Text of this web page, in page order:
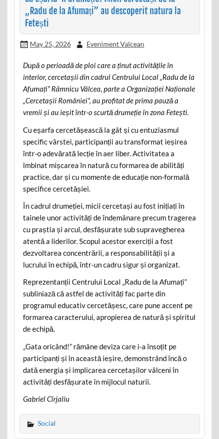
„Radu de la Afumați” au descoperit natura la
Fetești
May 25, 2026 Eveniment Valcean
După o perioadă de ploi care a ținut activitățile în
interior, cercetașii din cadrul Centrului Local „Radu de la
Afumați” Râmnicu Vâlcea, parte a Organizației Naționale
„Cercetașii României”, au profitat de prima pauză a
vremii și au ieșit într-o scurtă drumeție în zona Fetești.
Cu eșarfa cercetășească la gât și cu entuziasmul
specific vârstei, participanții au transformat ieșirea
într-o adevărată lecție în aer liber. Activitatea a
îmbinat mișcarea în natură cu formarea de abilități
practice, dar și cu momente de educație non-formală
specifice cercetășiei.
În cadrul drumeției, micii cercetași au fost inițiați în
tainele unor activități de îndemânare precum tragerea
cu praștia și arcul, desfășurate sub supravegherea
atentă a liderilor. Scopul acestor exerciții a fost
dezvoltarea concentrării, a responsabilității și a
lucrului în echipă, într-un cadru sigur și organizat.
Reprezentanții Centrului Local „Radu de la Afumați”
subliniază că astfel de activități fac parte din
programul educativ cercetășesc, care pune accent pe
formarea caracterului, apropierea de natură și spiritul
de echipă.
„Gata oricând!” rămâne deviza care i-a însoțit pe
participanți și în această ieșire, demonstrând încă o
dată energia și implicarea cercetașilor vâlceni în
activități desfășurate în mijlocul naturii.
Gabriel Cîrjaliu
Social